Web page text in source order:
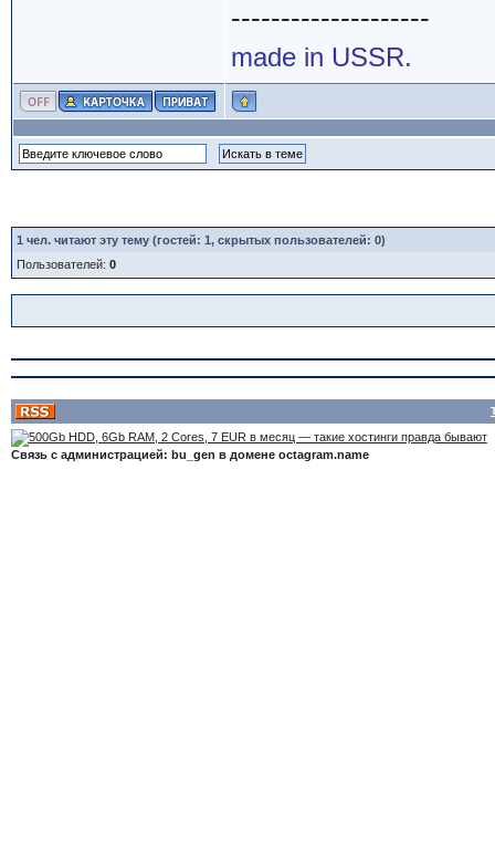
--------------------
made in USSR.
1 чел. читают эту тему (гостей: 1, скрытых пользователей: 0)
Пользователей: 0
Связь с администрацией: bu_gen в домене octagram.name